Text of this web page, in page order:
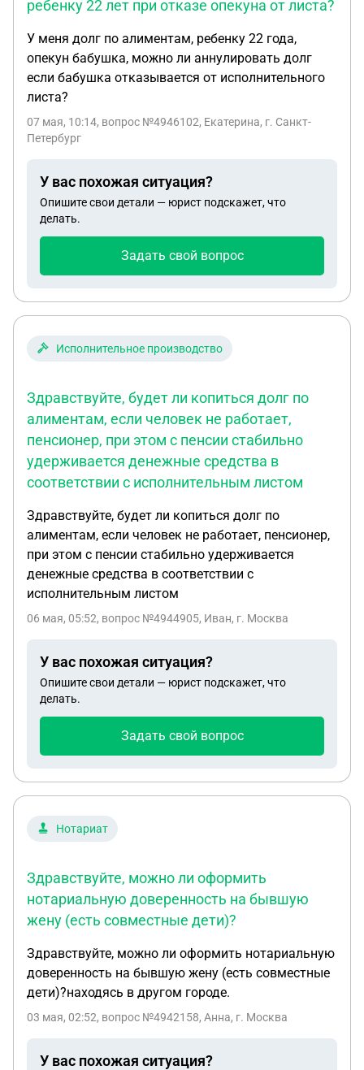
ребенку 22 лет при отказе опекуна от листа?
У меня долг по алиментам, ребенку 22 года,
опекун бабушка, можно ли аннулировать долг
если бабушка отказывается от исполнительного
листа?
07 мая, 10:14, вопрос №4946102, Екатерина, г. Санкт-
Петербург
У вас похожая ситуация?
Опишите свои детали — юрист подскажет, что
делать.
Задать свой вопрос
Исполнительное производство
Здравствуйте, будет ли копиться долг по
алиментам, если человек не работает,
пенсионер, при этом с пенсии стабильно
удерживается денежные средства в
соответствии с исполнительным листом
Здравствуйте, будет ли копиться долг по
алиментам, если человек не работает, пенсионер,
при этом с пенсии стабильно удерживается
денежные средства в соответствии с
исполнительным листом
06 мая, 05:52, вопрос №4944905, Иван, г. Москва
У вас похожая ситуация?
Опишите свои детали — юрист подскажет, что
делать.
Задать свой вопрос
Нотариат
Здравствуйте, можно ли оформить
нотариальную доверенность на бывшую
жену (есть совместные дети)?
Здравствуйте, можно ли оформить нотариальную
доверенность на бывшую жену (есть совместные
дети)?находясь в другом городе.
03 мая, 02:52, вопрос №4942158, Анна, г. Москва
У вас похожая ситуация?